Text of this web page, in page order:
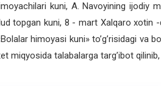
kuni, A. Navoyining ijodiy
topgan kuni, 8 - mart Xalqaro xotin
himoyasi kuni» to’g’risidagi va
miqyosida talabalarga targ’ibot